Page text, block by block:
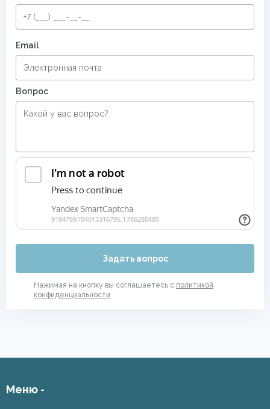
Email
Вопрос
Задать вопрос
Нажимая на кнопку вы соглашаетесь с политикой
конфиденциальности
Меню -